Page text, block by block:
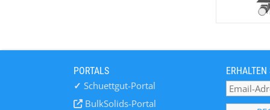
PORTALS
✓ Schuettgut-Portal
BulkSolids-Portal